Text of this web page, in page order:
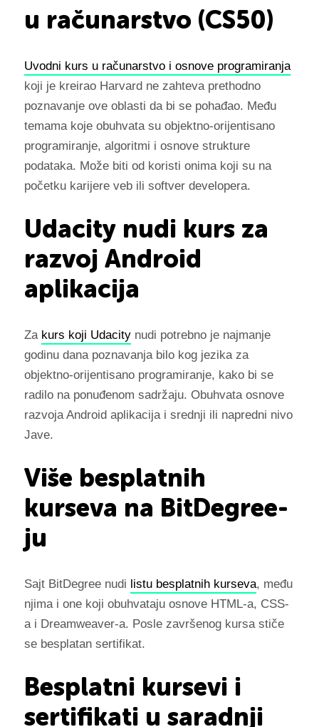
u računarstvo (CS50)
Uvodni kurs u računarstvo i osnove programiranja
koji je kreirao Harvard ne zahteva prethodno
poznavanje ove oblasti da bi se pohađao. Među
temama koje obuhvata su objektno-orijentisano
programiranje, algoritmi i osnove strukture
podataka. Može biti od koristi onima koji su na
početku karijere veb ili softver developera.
Udacity nudi kurs za
razvoj Android
aplikacija
Za kurs koji Udacitynudi potrebno je najmanje
godinu dana poznavanja bilo kog jezika za
objektno-orijentisano programiranje, kako bi se
radilo na ponuđenom sadržaju. Obuhvata osnove
razvoja Android aplikacija i srednji ili napredni nivo
Jave.
Više besplatnih
kurseva na BitDegree-
ju
Sajt BitDegree nudi listu besplatnih kurseva, među
njima i one koji obuhvataju osnove HTML-a, CSS-
a i Dreamweaver-a. Posle završenog kursa stiče
se besplatan sertifikat.
Besplatni kursevi i
sertifikati u saradnji